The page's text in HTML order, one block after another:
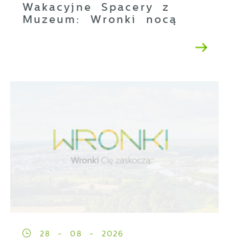
Wakacyjne Spacery z
Muzeum: Wronki nocą
28 - 08 - 2026